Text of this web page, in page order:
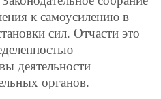
к самоусилению в
сил. Отчасти это
деятельности
органов.